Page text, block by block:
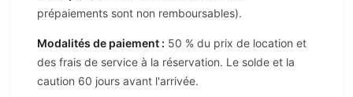
prépaiements sont non remboursables).
Modalités de paiement : 50 % du prix de location et
des frais de service à la réservation. Le solde et la
caution 60 jours avant l'arrivée.